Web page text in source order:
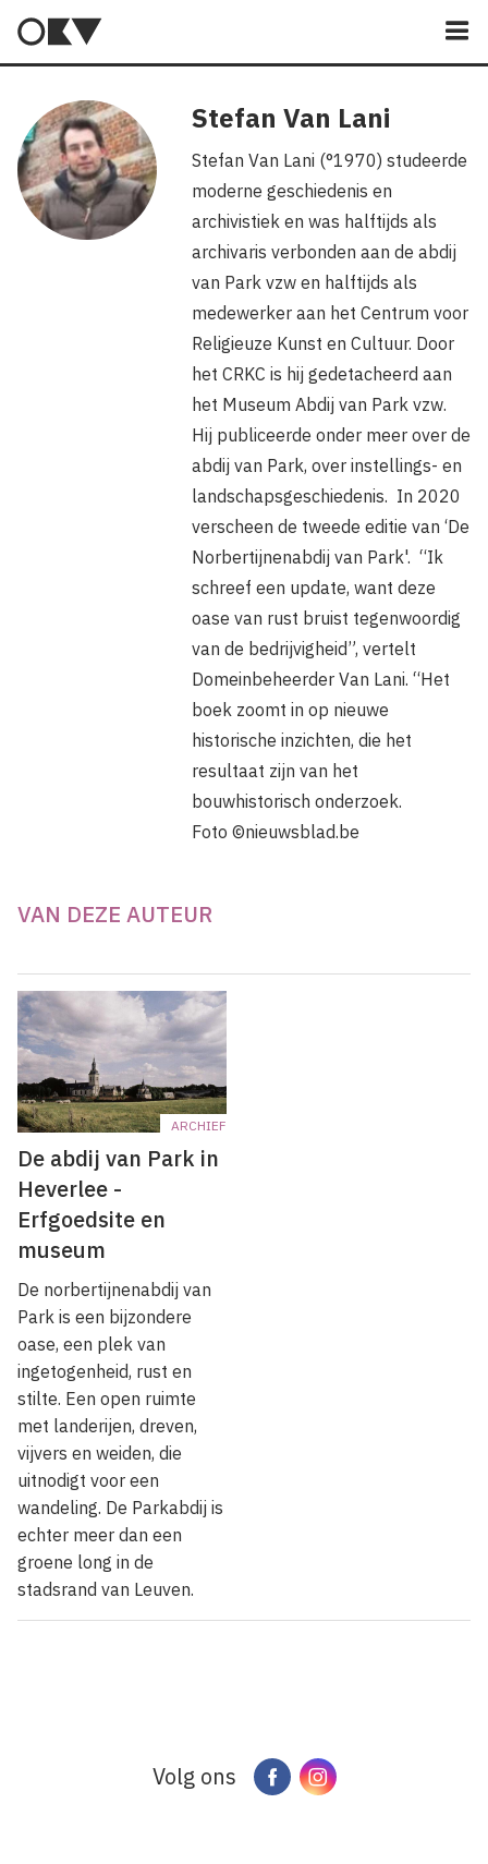
Stefan Van Lani
Stefan Van Lani (°1970) studeerde
moderne geschiedenis en
archivistiek en was halftijds als
archivaris verbonden aan de abdij
van Park vzw en halftijds als
medewerker aan het Centrum voor
Religieuze Kunst en Cultuur. Door
het CRKC is hij gedetacheerd aan
het Museum Abdij van Park vzw.
Hij publiceerde onder meer over de
abdij van Park, over instellings- en
landschapsgeschiedenis. In 2020
verscheen de tweede editie van ‘De
Norbertijnenabdij van Park'. “Ik
schreef een update, want deze
oase van rust bruist tegenwoordig
van de bedrijvigheid”, vertelt
Domeinbeheerder Van Lani. “Het
boek zoomt in op nieuwe
historische inzichten, die het
resultaat zijn van het
bouwhistorisch onderzoek.
Foto ©nieuwsblad.be
VAN DEZE AUTEUR
ARCHIEF
De abdij van Park in
Heverlee -
Erfgoedsite en
museum
De norbertijnenabdij van
Park is een bijzondere
oase, een plek van
ingetogenheid, rust en
stilte. Een open ruimte
met landerijen, dreven,
vijvers en weiden, die
uitnodigt voor een
wandeling. De Parkabdij is
echter meer dan een
groene long in de
stadsrand van Leuven.
Volg ons FacebookInstagram